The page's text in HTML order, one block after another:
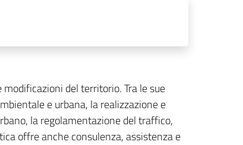
del territorio. Tra le sue
e urbana, la realizzazione e
la regolamentazione del traffico,
offre anche consulenza, assistenza e